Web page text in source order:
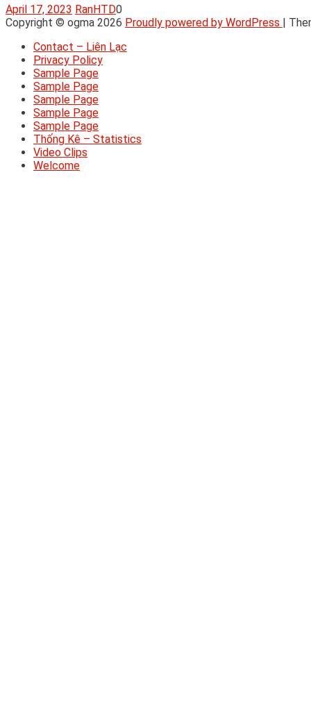
April 17, 2023 RanHTD0
Copyright © ogma 2026 Proudly powered by WordPress |
Contact – Liên Lạc
Privacy Policy
Sample Page
Sample Page
Sample Page
Sample Page
Sample Page
Thống Kê – Statistics
Video Clips
Welcome